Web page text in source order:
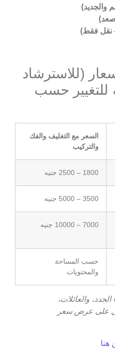
والجديد)
نقل فقط)
(للاسترشاد
للتغيير حسب
السعر مع التغليف والفك
والتركيب
1800 – 2500 جنيه
3500 – 5000 جنيه
7000 – 10000 جنيه
حسب المساحة
والمحتويات
والعائلات،
على عرض سعر